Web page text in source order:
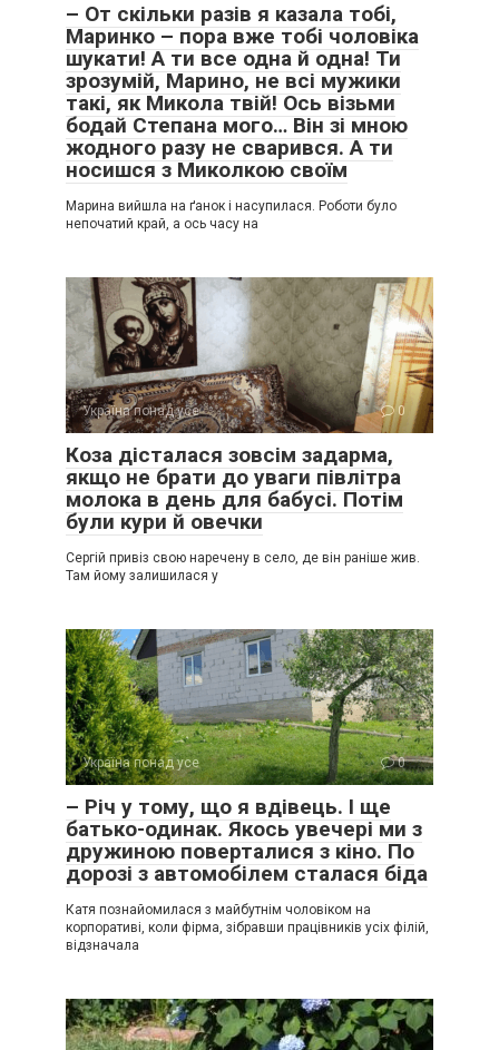
– От скільки разів я казала тобі,
Маринко – пора вже тобі чоловіка
шукати! А ти все одна й одна! Ти
зрозумій, Марино, не всі мужики
такі, як Микола твій! Ось візьми
бодай Степана мого… Він зі мною
жодного разу не сварився. А ти
носишся з Миколкою своїм
Марина вийшла на ґанок і насупилася. Роботи було
непочатий край, а ось часу на
Україна понад усе 0
Коза дісталася зовсім задарма,
якщо не брати до уваги півлітра
молока в день для бабусі. Потім
були кури й овечки
Сергій привіз свою наречену в село, де він раніше жив.
Там йому залишилася у
Україна понад усе 0
– Річ у тому, що я вдівець. І ще
батько-одинак. Якось увечері ми з
дружиною поверталися з кіно. По
дорозі з автомобілем сталася біда
Катя познайомилася з майбутнім чоловіком на
корпоративі, коли фірма, зібравши працівників усіх філій,
відзначала